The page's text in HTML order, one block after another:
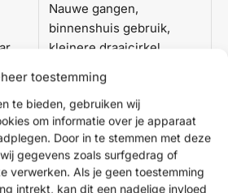
toestemming
te bieden, gebruiken wij
om informatie over je apparaat
Door in te stemmen met deze
gegevens zoals surfgedrag of
verwerken. Als je geen toestemming
intrekt, kan dit een nadelige invloed
Nauwe gangen,
binnenshuis gebruik,
kleinere draaicirkel
Dagelijkse korte ritten in
de stad, gemak boven
alles